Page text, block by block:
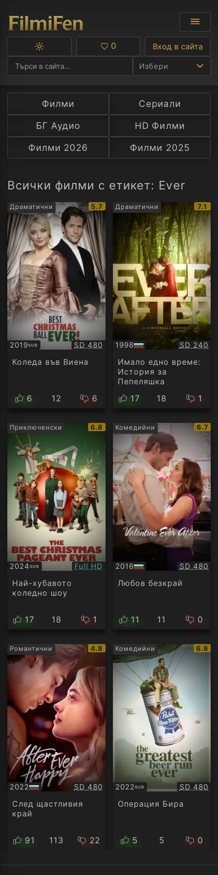
Избери
Ф
С
А
Превключване
тъмна
тема
Любими
0 Вход в сайта
Филми
Сериали
БГ Аудио
HD Филми
Филми 2026
Филми 2025
Всички филми с етикет: Ever
Драматични
IMDb
рейтинг:
5.7
2019SUB
Субтитри Качество:
SD 480
Коледа във Виена
6 12 6
Драматични
IMDb
7.1
1998
БГ
аудио
SD 240
Имало едно време:
История за
Пепеляшка
17
18 1
Приключенски
IMDb
рейтинг:
6.8
2024SUB
Субтитри Качество:
Full HD
Най-хубавото
коледно шоу
17 18 1
Комедийни
IMDb
6.7
2016
БГ
аудио
SD 480
Любов безкрай
11 11 0
Романтични
IMDb
рейтинг:
4.8
2022
БГ
аудио
Качество:
SD 480
След щастливия
край
91 113 22
Комедийни
IMDb
6.8
2022SUB
Субтитри SD 480
Операция Бира
5 5 0